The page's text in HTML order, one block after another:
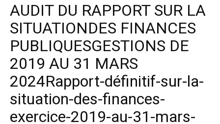
AUDIT DU RAPPORT SUR LA
SITUATIONDES FINANCES
PUBLIQUESGESTIONS DE
2019 AU 31 MARS
2024Rapport-définitif-sur-la-
situation-des-finances-
exercice-2019-au-31-mars-